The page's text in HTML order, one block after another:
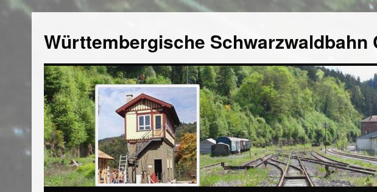
Württembergische Schwarzwaldbahn